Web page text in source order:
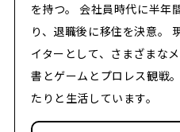
を持つ。 会社員時代に半年
り、退職後に移住を決意。
イターとして、さまざまな
書とゲームとプロレス観戦
たりと生活しています。